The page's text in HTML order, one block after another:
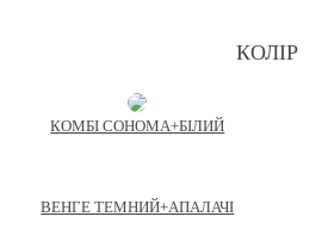
КОЛІР
КОМБІ СОНОМА+БІЛИЙ
ВЕНГЕ ТЕМНИЙ+АПАЛАЧІ